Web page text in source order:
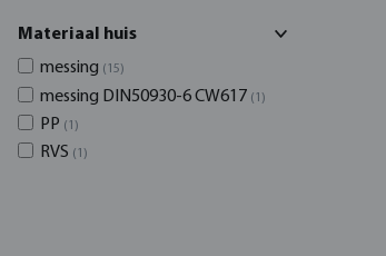
Materiaal huis
messing (15)
messing DIN50930-6 CW617 (1)
PP (1)
RVS (1)